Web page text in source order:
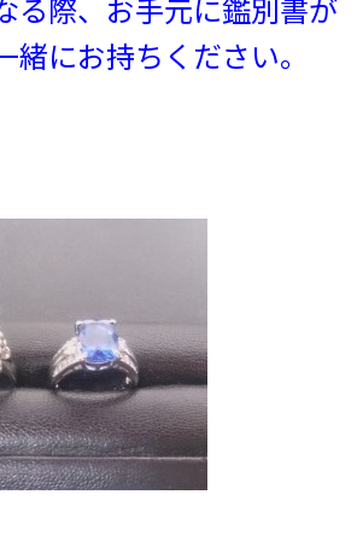
る際、お手元に鑑別書が
緒にお持ちください。